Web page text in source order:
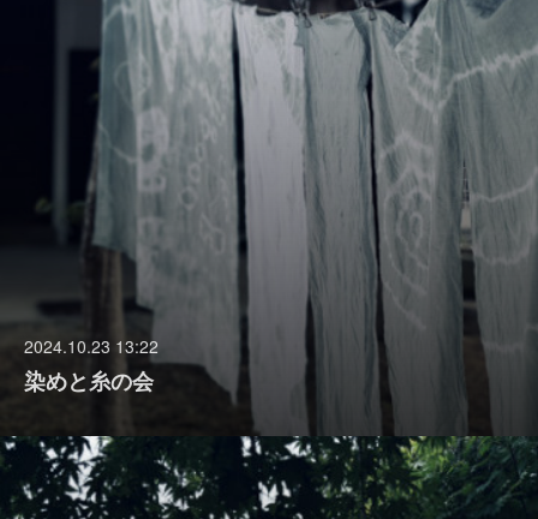
2024.10.23 13:22
染めと糸の会